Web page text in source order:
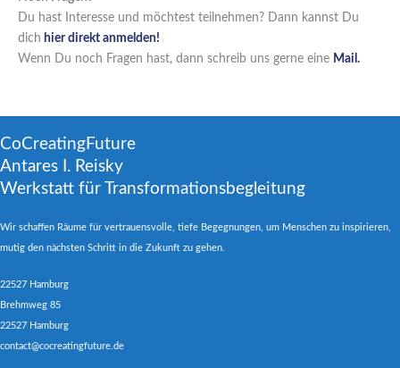
Du hast Interesse und möchtest teilnehmen? Dann kannst Du
dich hier direkt anmelden!
Wenn Du noch Fragen hast, dann schreib uns gerne eine Mail.
CoCreatingFuture
Antares I. Reisky
Werkstatt für Transformationsbegleitung
Wir schaffen Räume für vertrauensvolle, tiefe Begegnungen, um Menschen zu inspirieren,
mutig den nächsten Schritt in die Zukunft zu gehen.
22527 Hamburg
Brehmweg 85
22527 Hamburg
contact@cocreatingfuture.de